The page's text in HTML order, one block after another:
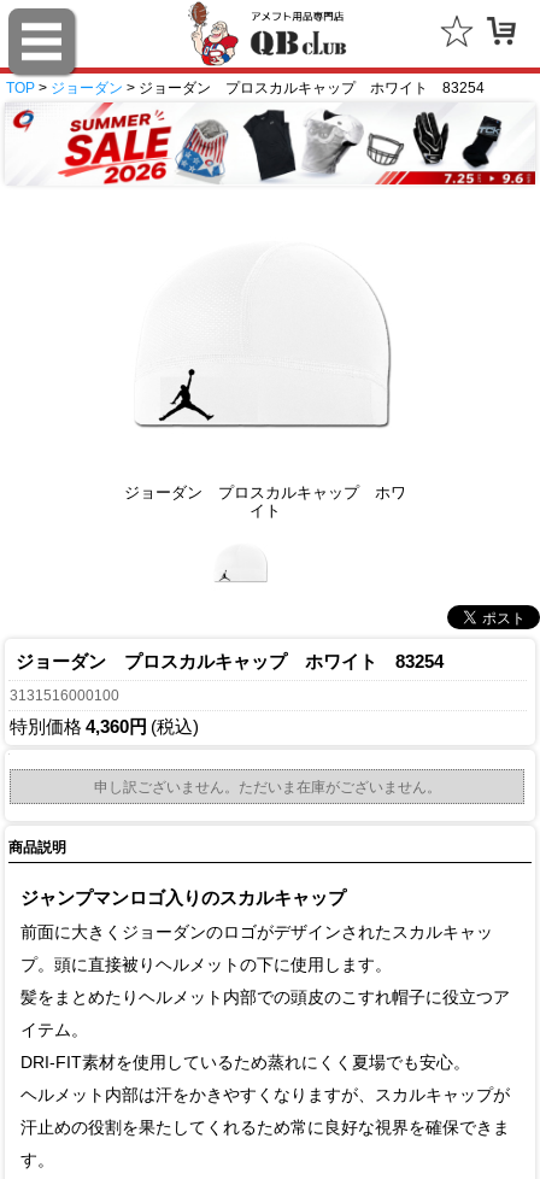
TOP > ジョーダン > ジョーダン プロスカルキャップ ホワイト 83254
ジョーダン プロスカルキャップ ホワ
イト
ジョーダン プロスカルキャップ ホワイト 83254
3131516000100
特別価格 4,360円 (税込)
申し訳ございません。ただいま在庫がございません。
商品説明
ジャンプマンロゴ入りのスカルキャップ
前面に大きくジョーダンのロゴがデザインされたスカルキャッ
プ。頭に直接被りヘルメットの下に使用します。
髪をまとめたりヘルメット内部での頭皮のこすれ帽子に役立つア
イテム。
DRI-FIT素材を使用しているため蒸れにくく夏場でも安心。
ヘルメット内部は汗をかきやすくなりますが、スカルキャップが
汗止めの役割を果たしてくれるため常に良好な視界を確保できま
す。